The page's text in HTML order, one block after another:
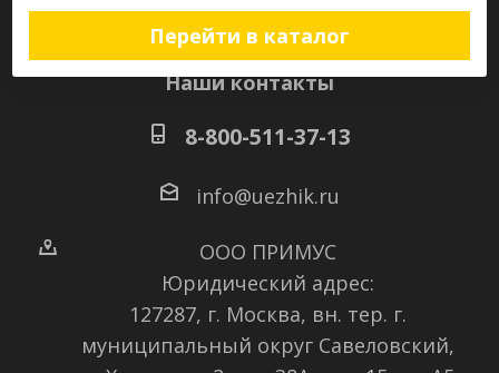
Перейти в каталог
Наши контакты
8-800-511-37-13
info@uezhik.ru
ООО ПРИМУС
Юридический адрес:
127287, г. Москва, вн. тер. г.
муниципальный округ Савеловский,